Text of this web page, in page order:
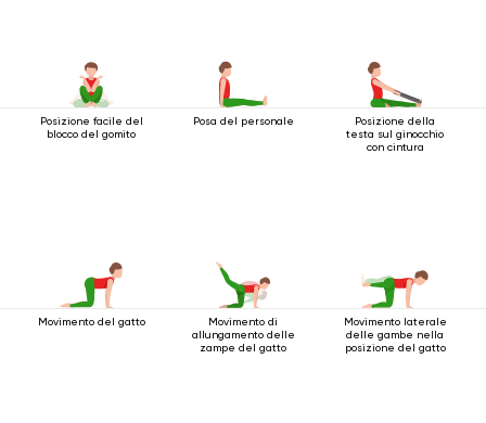
Posizione facile del
blocco del gomito
Posa del personale
Posizione della
testa sul ginocchio
con cintura
Movimento del gatto
Movimento di
allungamento delle
zampe del gatto
Movimento laterale
delle gambe nella
posizione del gatto